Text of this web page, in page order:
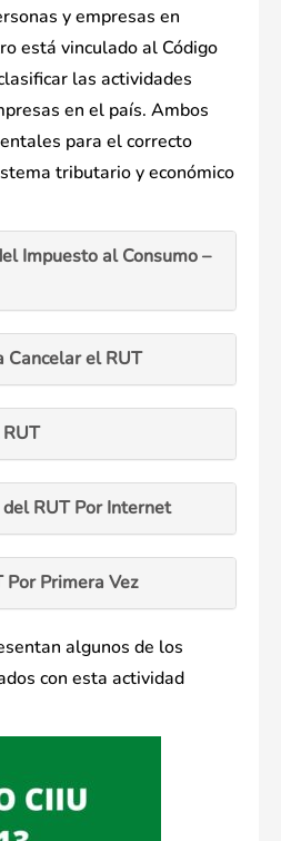
y empresas en
está vinculado al Código
las actividades
en el país. Ambos
para el correcto
tributario y económico
Impuesto al Consumo –
Cancelar el RUT
RUT Por Internet
Por Primera Vez
algunos de los
con esta actividad